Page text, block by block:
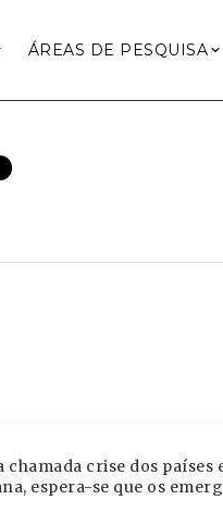
ÁREAS DE PESQUISA
crise dos países
espera-se que os